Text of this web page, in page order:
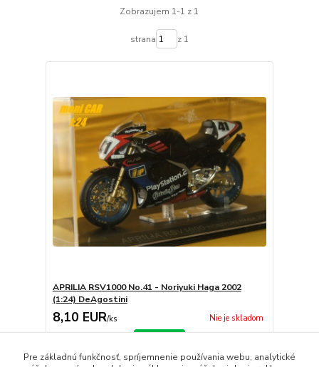
Zobrazujem 1-1 z 1
strana z 1
APRILIA RSV1000 No.41 - Noriyuki Haga 2002
(1:24) DeAgostini
8,10 EUR/ks Nie je skladom
Pre základnú funkčnosť, spríjemnenie používania webu, analytické